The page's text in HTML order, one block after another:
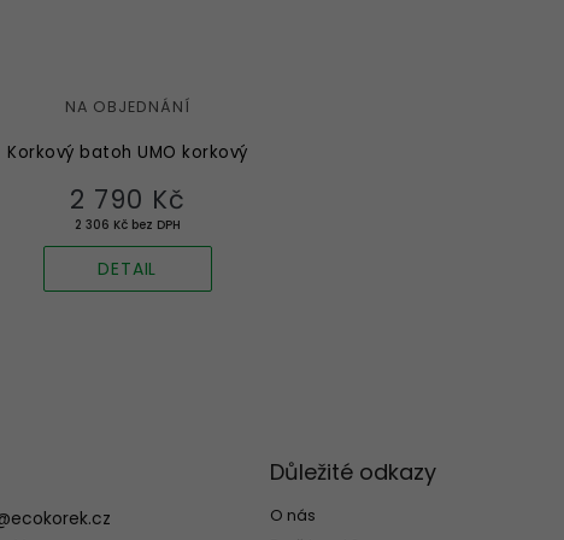
Korkový batoh UMO korkový
NA OBJEDNÁNÍ
2 306 Kč bez DPH
2 790 Kč
DETAIL
ecokorek.cz
Důležité odkazy
O nás